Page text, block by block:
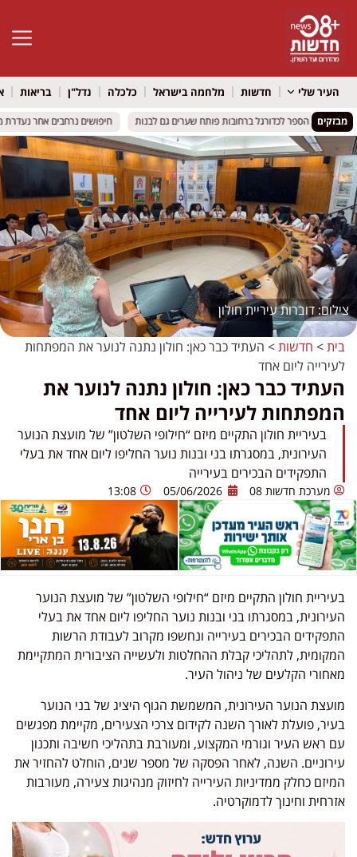
פתח
העיר שלי חדשות מלחמה בישראל כלכלה נדל"ן בריאות
מבזקים
בית הספר לכדורגל ברחובות פותח שערים גם לבנות
בית הספר לכדורגל ברחובות פותח שערים גם לבנות חיפושים נרחבים אחר נעדרת
חיפושים נרחבים אחר נעדרת
דוברות עיריית חולון
בית> חדשות> העתיד כבר כאן: חולון נתנה לנוער את המפתחות
לעירייה ליום אחד
העתיד כבר כאן: חולון נתנה לנוער את
המפתחות לעירייה ליום אחד
בעיריית חולון התקיים מיזם “חילופי השלטון” של מועצת הנוער
העירונית, במסגרתו בני ובנות נוער החליפו ליום אחד את בעלי
התפקידים הבכירים בעירייה
מערכת חדשות 08 05/06/2026
13:08
בעיריית חולון התקיים מיזם “חילופי השלטון” של מועצת הנוער
העירונית, במסגרתו בני ובנות נוער החליפו ליום אחד את בעלי
התפקידים הבכירים בעירייה ונחשפו מקרוב לעבודת הרשות
המקומית, לתהליכי קבלת ההחלטות ולעשייה הציבורית המתקיימת
מאחורי הקלעים של ניהול העיר.
מועצת הנוער העירונית, המשמשת הגוף היציג של בני הנוער
בעיר, פועלת לאורך השנה לקידום צרכי הצעירים, מקיימת מפגשים
עם ראש העיר וגורמי המקצוע, ומעורבת בתהליכי חשיבה ותכנון
עירוניים. השנה, לאחר הפסקה של מספר שנים, הוחלט להחזיר את
המיזם כחלק ממדיניות העירייה לחיזוק מנהיגות צעירה, מעורבות
אזרחית וחינוך לדמוקרטיה.